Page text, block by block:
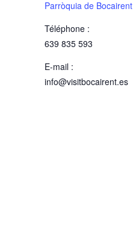
Parròquia de Bocairent
Téléphone :
639 835 593
E-mail :
info@visitbocairent.es